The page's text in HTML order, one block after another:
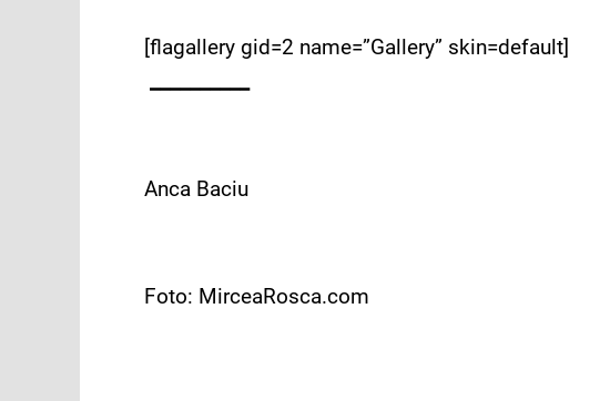
[flagallery gid=2 name=”Gallery” skin=default]
__________
Anca Baciu
Foto: MirceaRosca.com